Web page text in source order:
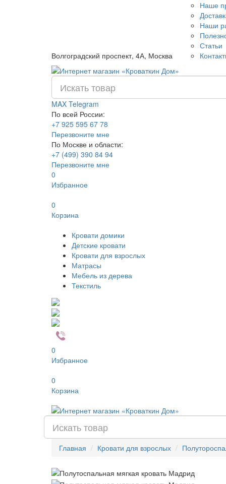
Волгоградский проспект, 4А, Москва
Наше
Наши
Статьи
MAX Telegram
По всей России:
+7 925 595 67 78
Перезвоните мне
По Москве и области:
+7 (499) 390 84 94
Перезвоните мне
0
Избранное
0
Корзина
Кровати домики
Детские кровати
Кровати для взрослых
Матрасы
Мебель из дерева
Текстиль
0
Избранное
0
Корзина
Главная Кровати для взрослых